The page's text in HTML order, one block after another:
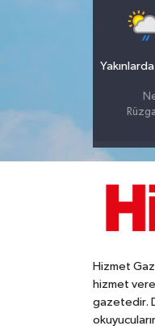
Hizmet
hizmet
gazetedir.